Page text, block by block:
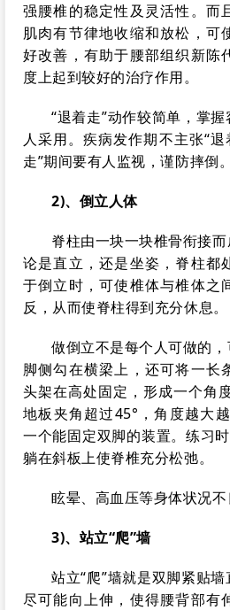
强腰椎的稳定性及灵活性。而
肌肉有节律地收缩和放松，可
好改善，有助于腰部组织新陈
度上起到较好的治疗作用。
“退着走”动作较简单，掌
人采用。疾病发作期不主张“
走”期间要有人监视，谨防摔倒。
2)、倒立人体
脊柱由一块一块椎骨衔接
论是直立，还是坐姿，脊柱都
于倒立时，可使椎体与椎体之
反，从而使脊柱得到充分休息。
做倒立不是每个人可做的
脚侧勾在横梁上，还可将一长
头架在高处固定，形成一个角
地板夹角超过45°，角度越大
一个能固定双脚的装置。练习
躺在斜板上使脊椎充分松弛。
眩晕、高血压等身体状况不
3)、站立“爬”墙
站立“爬”墙就是双脚紧贴
尽可能向上伸，使得腰背部有